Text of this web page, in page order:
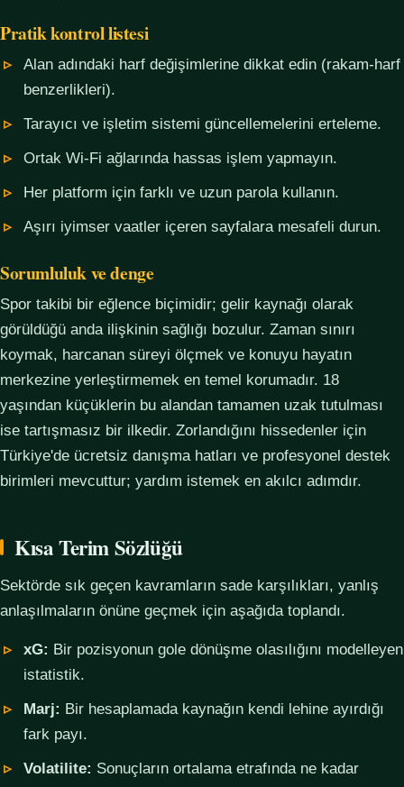
Pratik kontrol listesi
Alan adındaki harf değişimlerine dikkat edin (rakam-harf
benzerlikleri).
Tarayıcı ve işletim sistemi güncellemelerini erteleme.
Ortak Wi-Fi ağlarında hassas işlem yapmayın.
Her platform için farklı ve uzun parola kullanın.
Aşırı iyimser vaatler içeren sayfalara mesafeli durun.
Sorumluluk ve denge
Spor takibi bir eğlence biçimidir; gelir kaynağı olarak
görüldüğü anda ilişkinin sağlığı bozulur. Zaman sınırı
koymak, harcanan süreyi ölçmek ve konuyu hayatın
merkezine yerleştirmemek en temel korumadır. 18
yaşından küçüklerin bu alandan tamamen uzak tutulması
ise tartışmasız bir ilkedir. Zorlandığını hissedenler için
Türkiye'de ücretsiz danışma hatları ve profesyonel destek
birimleri mevcuttur; yardım istemek en akılcı adımdır.
Kısa Terim Sözlüğü
Sektörde sık geçen kavramların sade karşılıkları, yanlış
anlaşılmaların önüne geçmek için aşağıda toplandı.
xG: Bir pozisyonun gole dönüşme olasılığını modelleyen
istatistik.
Marj: Bir hesaplamada kaynağın kendi lehine ayırdığı
fark payı.
Volatilite: Sonuçların ortalama etrafında ne kadar